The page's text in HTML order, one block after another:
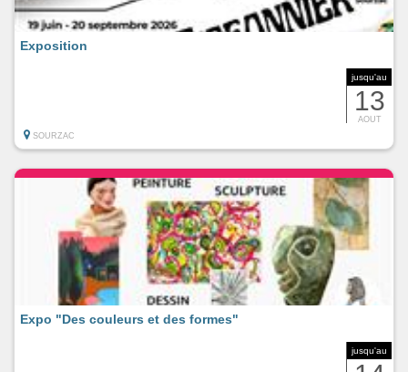
jusqu'au
13
AOUT
Exposition
SOURZAC
jusqu'au
Expo "Des couleurs et des formes"